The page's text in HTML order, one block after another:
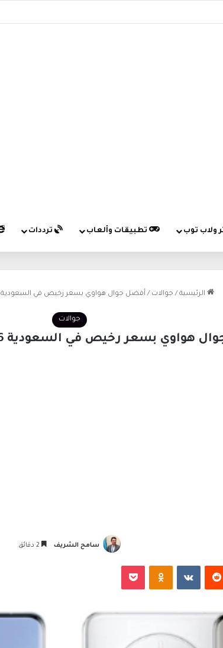
ولاب توب تطبيقات وألعاب ترددات
الرئيسية / جوالات / أفضل جوال هواوي بسعر رخيص في السعودية 2026| يبدأ من 600 ريال
جوالات
بسعر رخيص في السعودية 2026| يبدأ من 600 ريال
سامح الشريف